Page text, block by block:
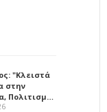
"Κλειστά
στην
Πολιτισμ…